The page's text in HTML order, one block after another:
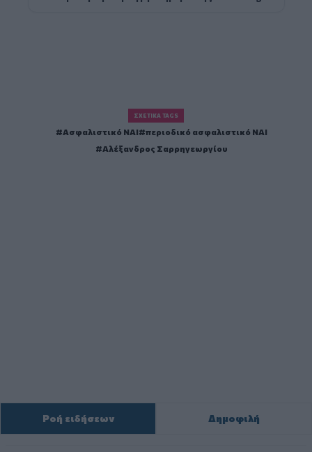
ΣΧΕΤΙΚΆ TAGS
Ασφαλιστικό ΝΑΙ
περιοδικό ασφαλιστικό ΝΑΙ
Αλέξανδρος Σαρρηγεωργίου
Ροή ειδήσεων Δημοφιλή